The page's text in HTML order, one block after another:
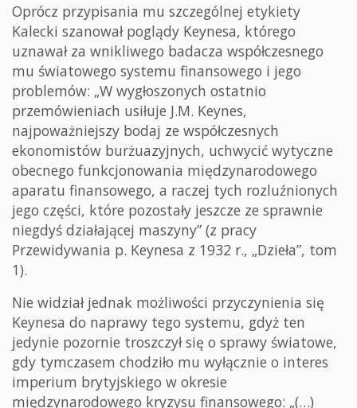
Oprócz przypisania mu szczególnej etykiety
Kalecki szanował poglądy Keynesa, którego
uznawał za wnikliwego badacza współczesnego
mu światowego systemu finansowego i jego
problemów: „W wygłoszonych ostatnio
przemówieniach usiłuje J.M. Keynes,
najpoważniejszy bodaj ze współczesnych
ekonomistów burżuazyjnych, uchwycić wytyczne
obecnego funkcjonowania międzynarodowego
aparatu finansowego, a raczej tych rozluźnionych
jego części, które pozostały jeszcze ze sprawnie
niegdyś działającej maszyny” (z pracy
Przewidywania p. Keynesa z 1932 r., „Dzieła”, tom
1).
Nie widział jednak możliwości przyczynienia się
Keynesa do naprawy tego systemu, gdyż ten
jedynie pozornie troszczył się o sprawy światowe,
gdy tymczasem chodziło mu wyłącznie o interes
imperium brytyjskiego w okresie
międzynarodowego kryzysu finansowego: „(…)